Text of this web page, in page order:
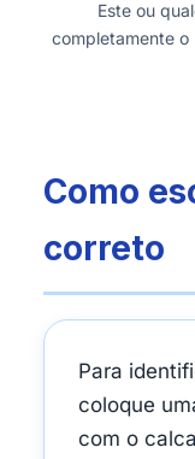
Este ou
completamente o
Como
correto
Para
coloque
com o